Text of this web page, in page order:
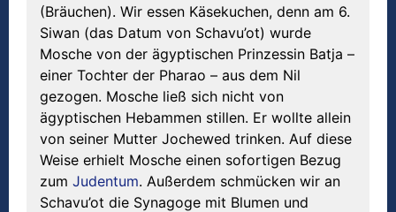
(Bräuchen). Wir essen Käsekuchen, denn am 6.
Siwan (das Datum von Schavu’ot) wurde
Mosche von der ägyptischen Prinzessin Batja –
einer Tochter der Pharao – aus dem Nil
gezogen. Mosche ließ sich nicht von
ägyptischen Hebammen stillen. Er wollte allein
von seiner Mutter Jochewed trinken. Auf diese
Weise erhielt Mosche einen sofortigen Bezug
zum Judentum. Außerdem schmücken wir an
Schavu’ot die Synagoge mit Blumen und